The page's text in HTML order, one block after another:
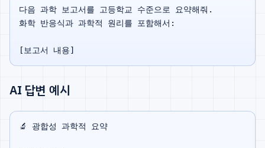
다음 과학 보고서를 고등학교 수준으로 요약해줘.
화학 반응식과 과학적 원리를 포함해서:
AI 답변 예시
🔬 광합성 과학적 요약